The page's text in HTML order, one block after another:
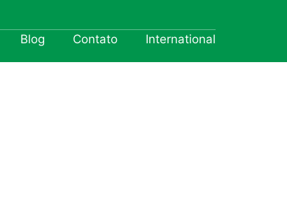
Blog Contato International